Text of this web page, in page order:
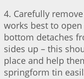
4. Carefully
works best to
bottom detaches
sides up – this
place and help
springform tin